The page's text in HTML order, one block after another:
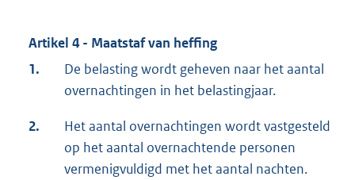
Artikel 4 - Maatstaf van heffing
1.
De belasting wordt geheven naar het aantal
overnachtingen in het belastingjaar.
2.
Het aantal overnachtingen wordt vastgesteld
op het aantal overnachtende personen
vermenigvuldigd met het aantal nachten.